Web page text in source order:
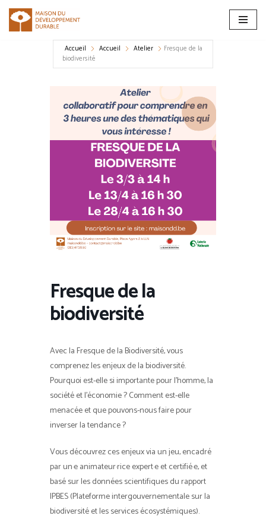
Aller
Accueil Accueil Atelier
Fresque de la
biodiversité
Fresque de la
biodiversité
Avec la Fresque de la Biodiversité, vous
comprenez les enjeux de la biodiversité.
Pourquoi est-elle si importante pour l’homme, la
société et l’économie ? Comment est-elle
menacée et que pouvons-nous faire pour
inverser la tendance ?
Vous découvrez ces enjeux via un jeu, encadré
par un·e animateur·rice expert·e et certifié·e, et
basé sur les données scientifiques du rapport
IPBES (Plateforme intergouvernementale sur la
biodiversité et les services écosystémiques).